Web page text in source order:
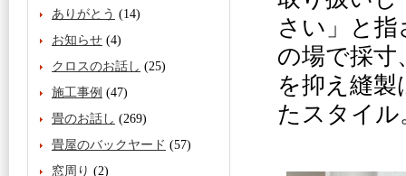
さい」と
の場で採寸
を抑え縫
たスタイル
ありがとう (14)
お知らせ (4)
クロスのお話し (25)
施工事例 (47)
畳のお話し (269)
畳屋のバックヤード (57)
窓周り (2)